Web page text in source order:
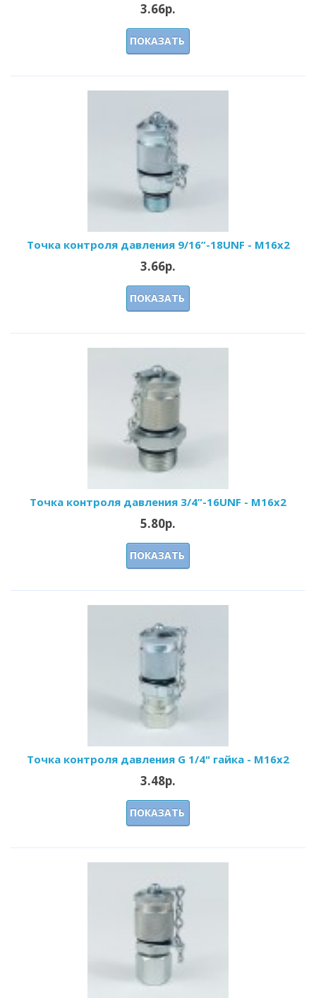
3.66р.
ПОКАЗАТЬ
Точка контроля давления 9/16”-18UNF - M16x2
3.66р.
ПОКАЗАТЬ
Точка контроля давления 3/4”-16UNF - M16x2
5.80р.
ПОКАЗАТЬ
Точка контроля давления G 1/4" гайка - M16x2
3.48р.
ПОКАЗАТЬ